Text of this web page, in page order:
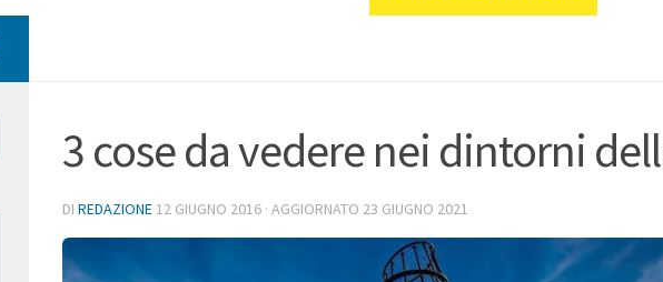
3 cose da vedere nei dintorni
DI REDAZIONE 12 GIUGNO 2016 · AGGIORNATO 23 GIUGNO 2021